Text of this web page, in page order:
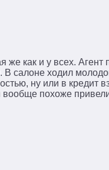
же как и у всех. Агент
В салоне ходил
ну или в кредит
вообще похоже